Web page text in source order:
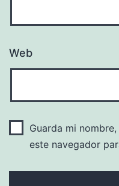
Web
Guarda mi
este navegador